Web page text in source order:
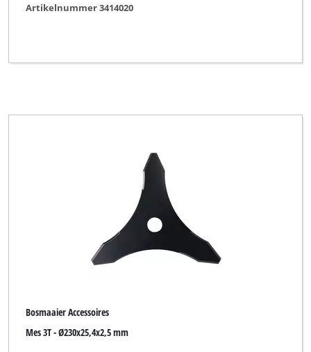
Artikelnummer 3414020
Bosmaaier Accessoires
Mes 3T - Ø230x25,4x2,5 mm